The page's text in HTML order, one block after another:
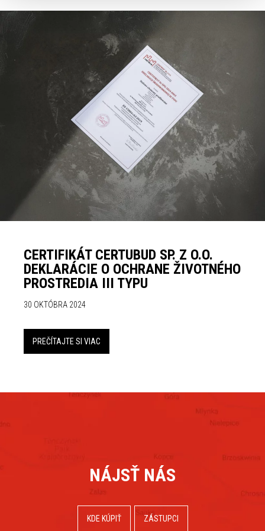
CERTIFIKÁT CERTUBUD SP. Z O.O.
DEKLARÁCIE O OCHRANE ŽIVOTNÉHO
PROSTREDIA III TYPU
30 OKTÓBRA 2024
PREČÍTAJTE SI VIAC
NÁJSŤ NÁS
KDE KÚPIŤ ZÁSTUPCI